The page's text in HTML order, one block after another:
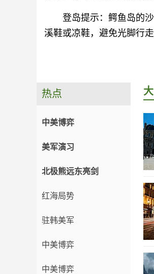
登岛提示：鳄鱼岛的
溪鞋或凉鞋，避免光脚行走
热点
中美博弈
美军演习
北极熊远东亮剑
红海局势
驻韩美军
中美博弈
中美博弈